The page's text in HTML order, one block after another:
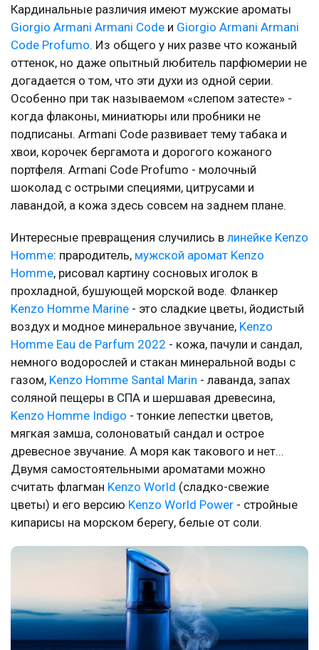
Кардинальные различия имеют мужские ароматы
Giorgio Armani Armani Code и Giorgio Armani Armani
Code Profumo. Из общего у них разве что кожаный
оттенок, но даже опытный любитель парфюмерии не
догадается о том, что эти духи из одной серии.
Особенно при так называемом «слепом затесте» -
когда флаконы, миниатюры или пробники не
подписаны. Armani Code развивает тему табака и
хвои, корочек бергамота и дорогого кожаного
портфеля. Armani Code Profumo - молочный
шоколад с острыми специями, цитрусами и
лавандой, а кожа здесь совсем на заднем плане.
Интересные превращения случились в линейке Kenzo
Homme: прародитель, мужской аромат Kenzo
Homme, рисовал картину сосновых иголок в
прохладной, бушующей морской воде. Фланкер
Kenzo Homme Marine - это сладкие цветы, йодистый
воздух и модное минеральное звучание, Kenzo
Homme Eau de Parfum 2022 - кожа, пачули и сандал,
немного водорослей и стакан минеральной воды с
газом, Kenzo Homme Santal Marin - лаванда, запах
соляной пещеры в СПА и шершавая древесина,
Kenzo Homme Indigo - тонкие лепестки цветов,
мягкая замша, солоноватый сандал и острое
древесное звучание. А моря как такового и нет...
Двумя самостоятельными ароматами можно
считать флагман Kenzo World (сладко-свежие
цветы) и его версию Kenzo World Power - стройные
кипарисы на морском берегу, белые от соли.